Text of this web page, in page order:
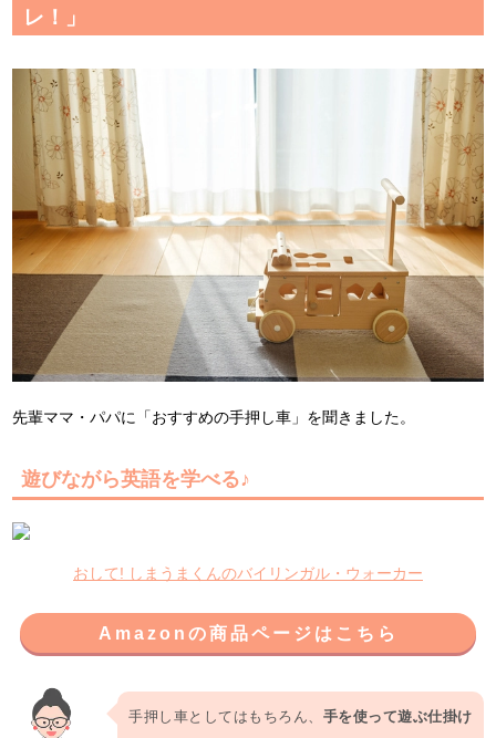
レ！」
先輩ママ・パパに「おすすめの手押し車」を聞きました。
遊びながら英語を学べる♪
おして! しまうまくんのバイリンガル・ウォーカー
Amazonの商品ページはこちら
手押し車としてはもちろん、 手を使って遊ぶ仕掛け